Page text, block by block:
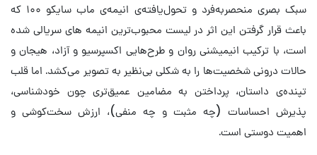
سبک بصری منحصربه‌فرد و تحول‌یافته‌ی انیمه‌ی ماب سایکو ۱۰۰ که
باعث قرار گرفتن این اثر در لیست محبوب‌ترین انیمه های سریالی شده
است، با ترکیب انیمیشنی روان و طرح‌هایی اکسپرسیو و آزاد، هیجان و
حالات درونی شخصیت‌ها را به شکلی بی‌نظیر به تصویر می‌کشد. اما قلب
تپنده‌ی داستان، پرداختن به مضامین عمیق‌تری چون خودشناسی،
پذیرش احساسات (چه مثبت و چه منفی)، ارزش سخت‌کوشی و
اهمیت دوستی است.